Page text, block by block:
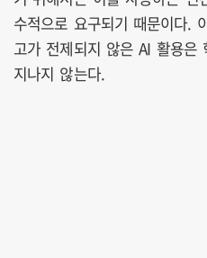
수적으로 요구되기 때문이다.
고가 전제되지 않은 AI 활용은
지나지 않는다.